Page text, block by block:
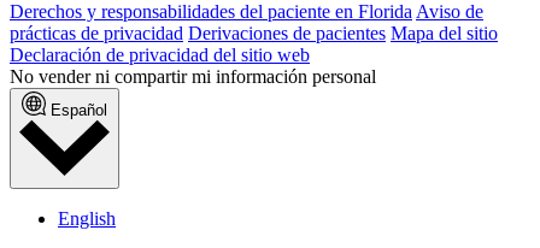
Derechos y responsabilidades del paciente en Florida Aviso de
prácticas de privacidad Derivaciones de pacientes Mapa del sitio
Declaración de privacidad del sitio web
No vender ni compartir mi información personal
Español
English